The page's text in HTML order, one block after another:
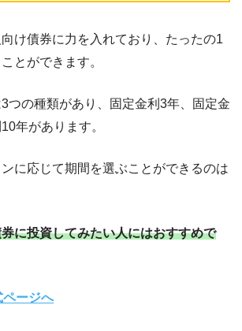
け債券に力を入れており、たったの1
とができます。
つの種類があり、固定金利3年、固定金
年があります。
に応じて期間を選ぶことができるのは
に投資してみたい人にはおすすめで
ページへ